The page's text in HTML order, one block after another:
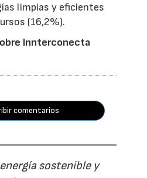
limpias y eficientes
(16,2%).
Innterconecta
comentarios
sostenible y